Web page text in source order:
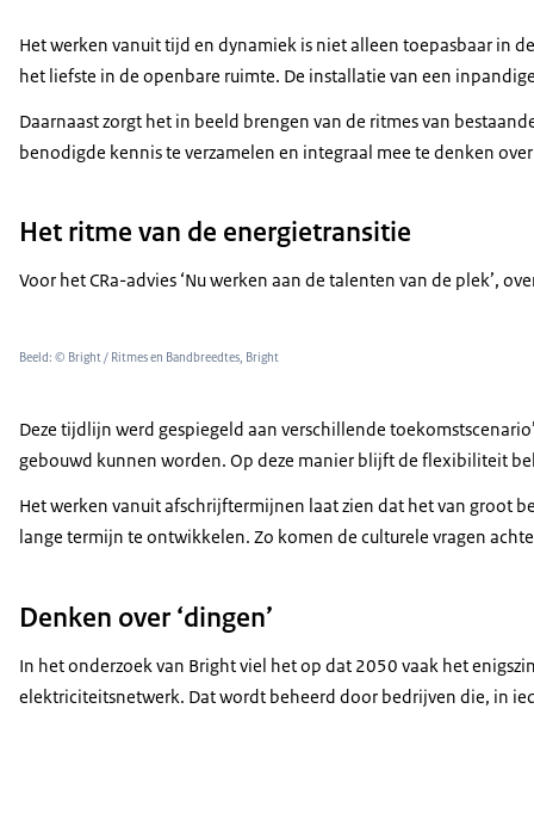
Het werken vanuit tijd en dynamiek is niet alleen toepasbaar in
het liefste in de openbare ruimte. De installatie van een
Daarnaast zorgt het in beeld brengen van de ritmes van
benodigde kennis te verzamelen en integraal mee te denken
Het ritme van de energietransitie
Voor het CRa-advies ‘Nu werken aan de talenten van de plek’,
Beeld: © Bright / Ritmes en Bandbreedtes, Bright
Deze tijdlijn werd gespiegeld aan verschillende
gebouwd kunnen worden. Op deze manier blijft de flexibiliteit
Het werken vanuit afschrijftermijnen laat zien dat het van groot
lange termijn te ontwikkelen. Zo komen de culturele vragen
Denken over ‘dingen’
In het onderzoek van Bright viel het op dat 2050 vaak het
elektriciteitsnetwerk. Dat wordt beheerd door bedrijven die, in